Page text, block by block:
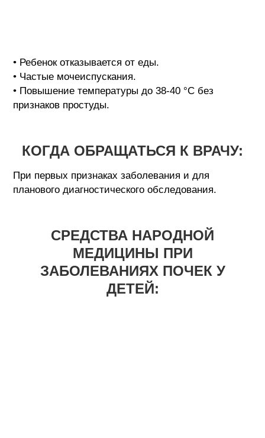
• Ребенок отказывается от еды.
• Частые мочеиспускания.
• Повышение температуры до 38-40 °С без
признаков простуды.
КОГДА ОБРАЩАТЬСЯ К ВРАЧУ:
При первых признаках заболевания и для
планового диагностического обследования.
СРЕДСТВА НАРОДНОЙ
МЕДИЦИНЫ ПРИ
ЗАБОЛЕВАНИЯХ ПОЧЕК У
ДЕТЕЙ: